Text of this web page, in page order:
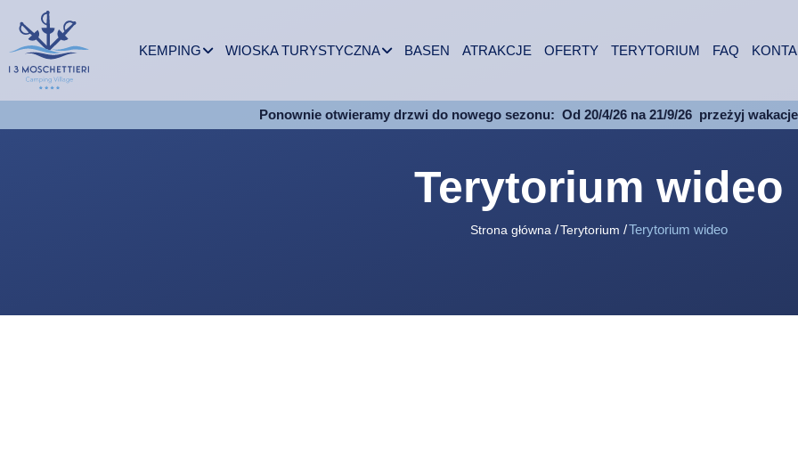
KEMPING WIOSKA TURYSTYCZNA BASEN ATRAKCJE OFERTY TERYTORIUM FAQ
Ponownie otwieramy drzwi do nowego sezonu: Od 20/4/26 na 21/9/26 przeżyj
Terytorium wideo
Strona główna Terytorium Terytorium wideo